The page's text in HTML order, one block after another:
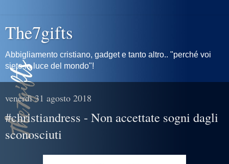
The7gifts
Abbigliamento cristiano, gadget e tanto altro.. "perché voi
siete la luce del mondo"!
venerdì 31 agosto 2018
#christiandress - Non accettate sogni dagli
sconosciuti